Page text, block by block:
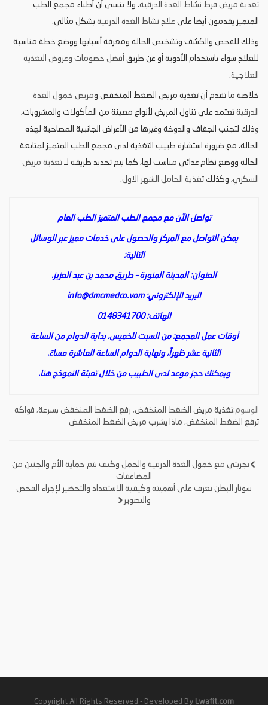
تغذية مريض فرط نشاط الغدة الدرقية. ولا تنسى أن أطباء مجمع الطب
المتميز يقدمون أيضا على علاج نشاط الغدة الدرقية بشكل مثالي.
وذلك للفحص والكشف وتشخيص الحالة ومعرفة أسبابها ووضع خطة مناسبة
للعلاج سواء باستخدام الأدوية أو عن طريق أفضل خصومات وعروض التغذية
العلاجية.
خلاصة ما تقدم أن تغذية مريض الضغط المنخفض ومريض خمول الغدة
الدرقية تعتمد على تناول المريض لأنواع معينة من المأكولات والمشروبات،
وذلك لتجنب الجفاف والدوخة وغيرها من الأعراض الجانبية المصاحبة لهذه
الحالة، مع ضرورة استشارة طبيب التغذية لدى مجمع الطب المتميز لمتابعة
الحالة ووضع نظام غذائي مناسب لها، كما يتم تحديد طريقة لـ تغذية مريض
السكري، وكذلك تغذية الحامل الشهر الاول.
تواصل الآن مع مجمع الطب المتميز الطب العام
يمكن التواصل مع المركز والحصول على خدمات مميز عبر الوسائل
التالية:
العنوان: المدينة المنورة – طريق محمد بن عبد العزيز.
البريد الإلكتروني:info@dmcmedco.vom
الهاتف: 0148341700
أوقات عمل المجمع: من السبت للخميس، بداية الدوام من الساعة
الثانية عشر ظهراً، ونهاية الدوام الساعة العاشرة مساءً.
ويمكنك حجز موعد لدى الطبيب من خلال تعبئة النموذجهنا.
الوسوم:تغذية مريض الضغط المنخفض, رفع الضغط المنخفض بسرعة, فواكه
ترفع الضغط المنخفض, ماذا يشرب مريض الضغط المنخفض
تصفّح
تجربتي مع خمول الغدة الدرقية والحمل وكيف يتم حماية الأم والجنين من
المضاعفات
سونار البطن تعرف على أهميته وكيفية الاستعداد والتحضير لإجراء الفحص
والتصوير
Copyright All Rights Reserved - Developed By Lwafit.com